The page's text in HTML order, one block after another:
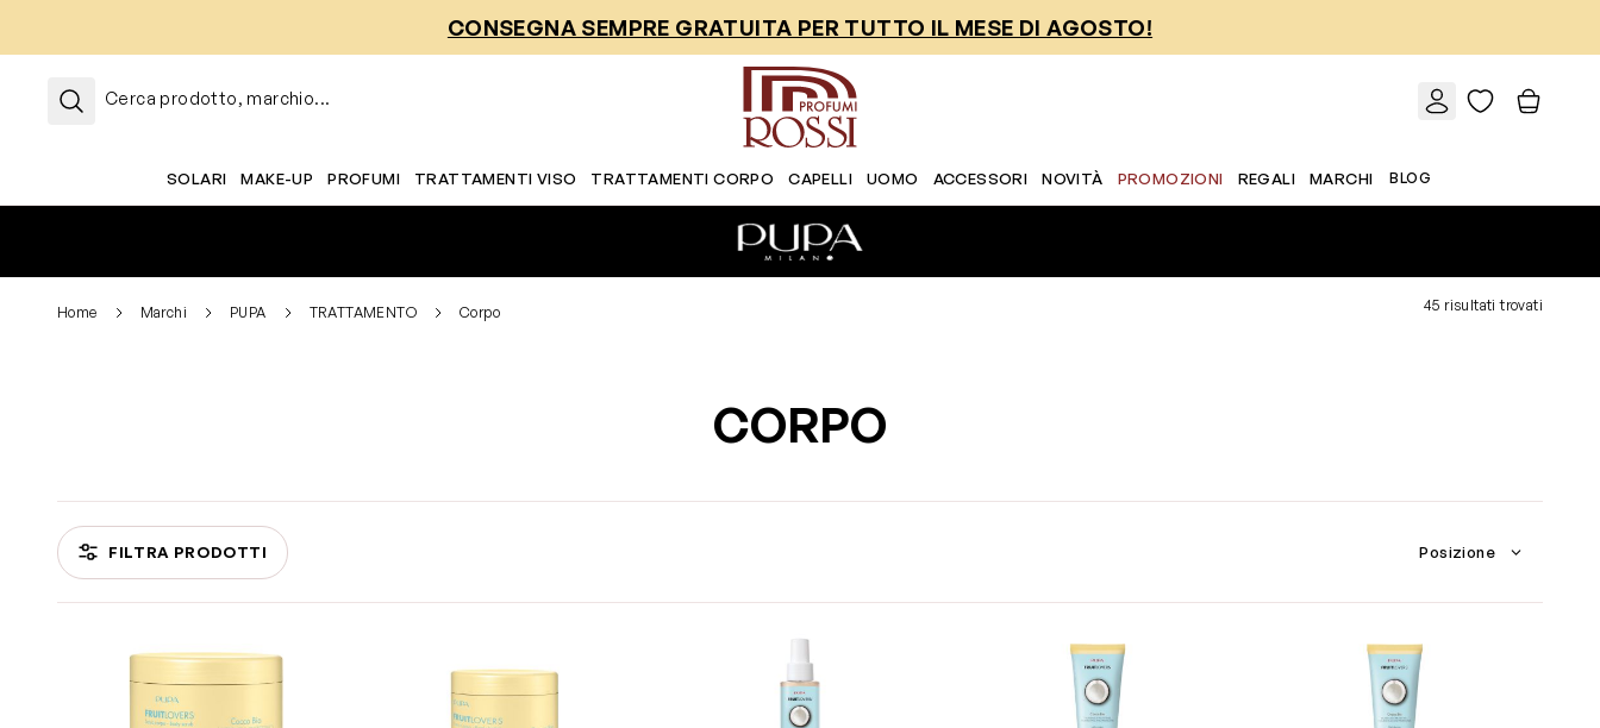
CONSEGNA SEMPRE GRATUITA PER TUTTO IL MESE DI AGOSTO!
Cerca prodotto, marchio...
SOLARI MAKE-UP PROFUMI TRATTAMENTI VISO TRATTAMENTI CORPO CAPELLI UOMO ACCESSORI NOVITÀ PROMOZIONI REGALI MARCHI BLOG
Home Marchi PUPA TRATTAMENTO Corpo 45 risultati trovati
CORPO
FILTRA PRODOTTI
Passa all'elenco prodotti